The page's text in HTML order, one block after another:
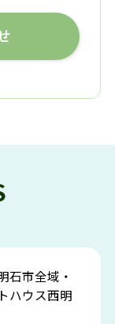
石市全域・
ハウス西明